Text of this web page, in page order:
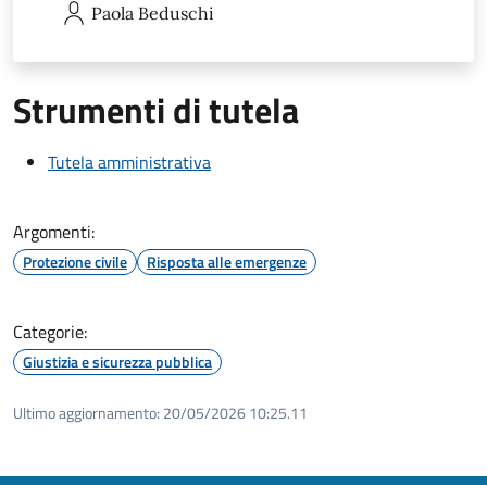
Paola Beduschi
Strumenti di tutela
Tutela amministrativa
Argomenti:
Protezione civile Risposta alle emergenze
Categorie:
Giustizia e sicurezza pubblica
Ultimo aggiornamento: 20/05/2026 10:25.11